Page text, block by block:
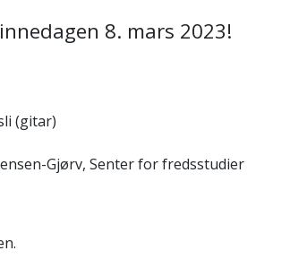
8. mars 2023!
(gitar)
Gjørv, Senter for fredsstudier